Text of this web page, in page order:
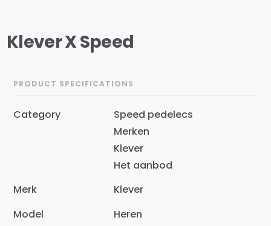
Klever X Speed
PRODUCT SPECIFICATIONS
Category
Speed pedelecs
Merken
Klever
Het aanbod
Merk
Klever
Model
Heren